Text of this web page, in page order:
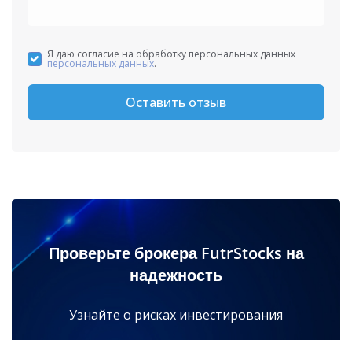
Я даю согласие на обработку персональных данных
персональных данных.
Оставить отзыв
Проверьте брокера FutrStocks на
надежность
Узнайте о рисках инвестирования